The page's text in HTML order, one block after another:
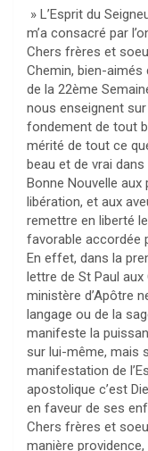
» L’Esprit du
m’a consacré par
Chers frères et
Chemin, bien-aimés
de la 22ème
nous enseignent sur
fondement de tout
mérité de tout ce
beau et de vrai
Bonne Nouvelle
libération, et aux
remettre en liberté
favorable accordée
En effet, dans la
lettre de St Paul
ministère d’Apôtre
langage ou de la
manifeste la
sur lui-même, mais
manifestation de
apostolique c’est
en faveur de ses
Chers frères et
manière